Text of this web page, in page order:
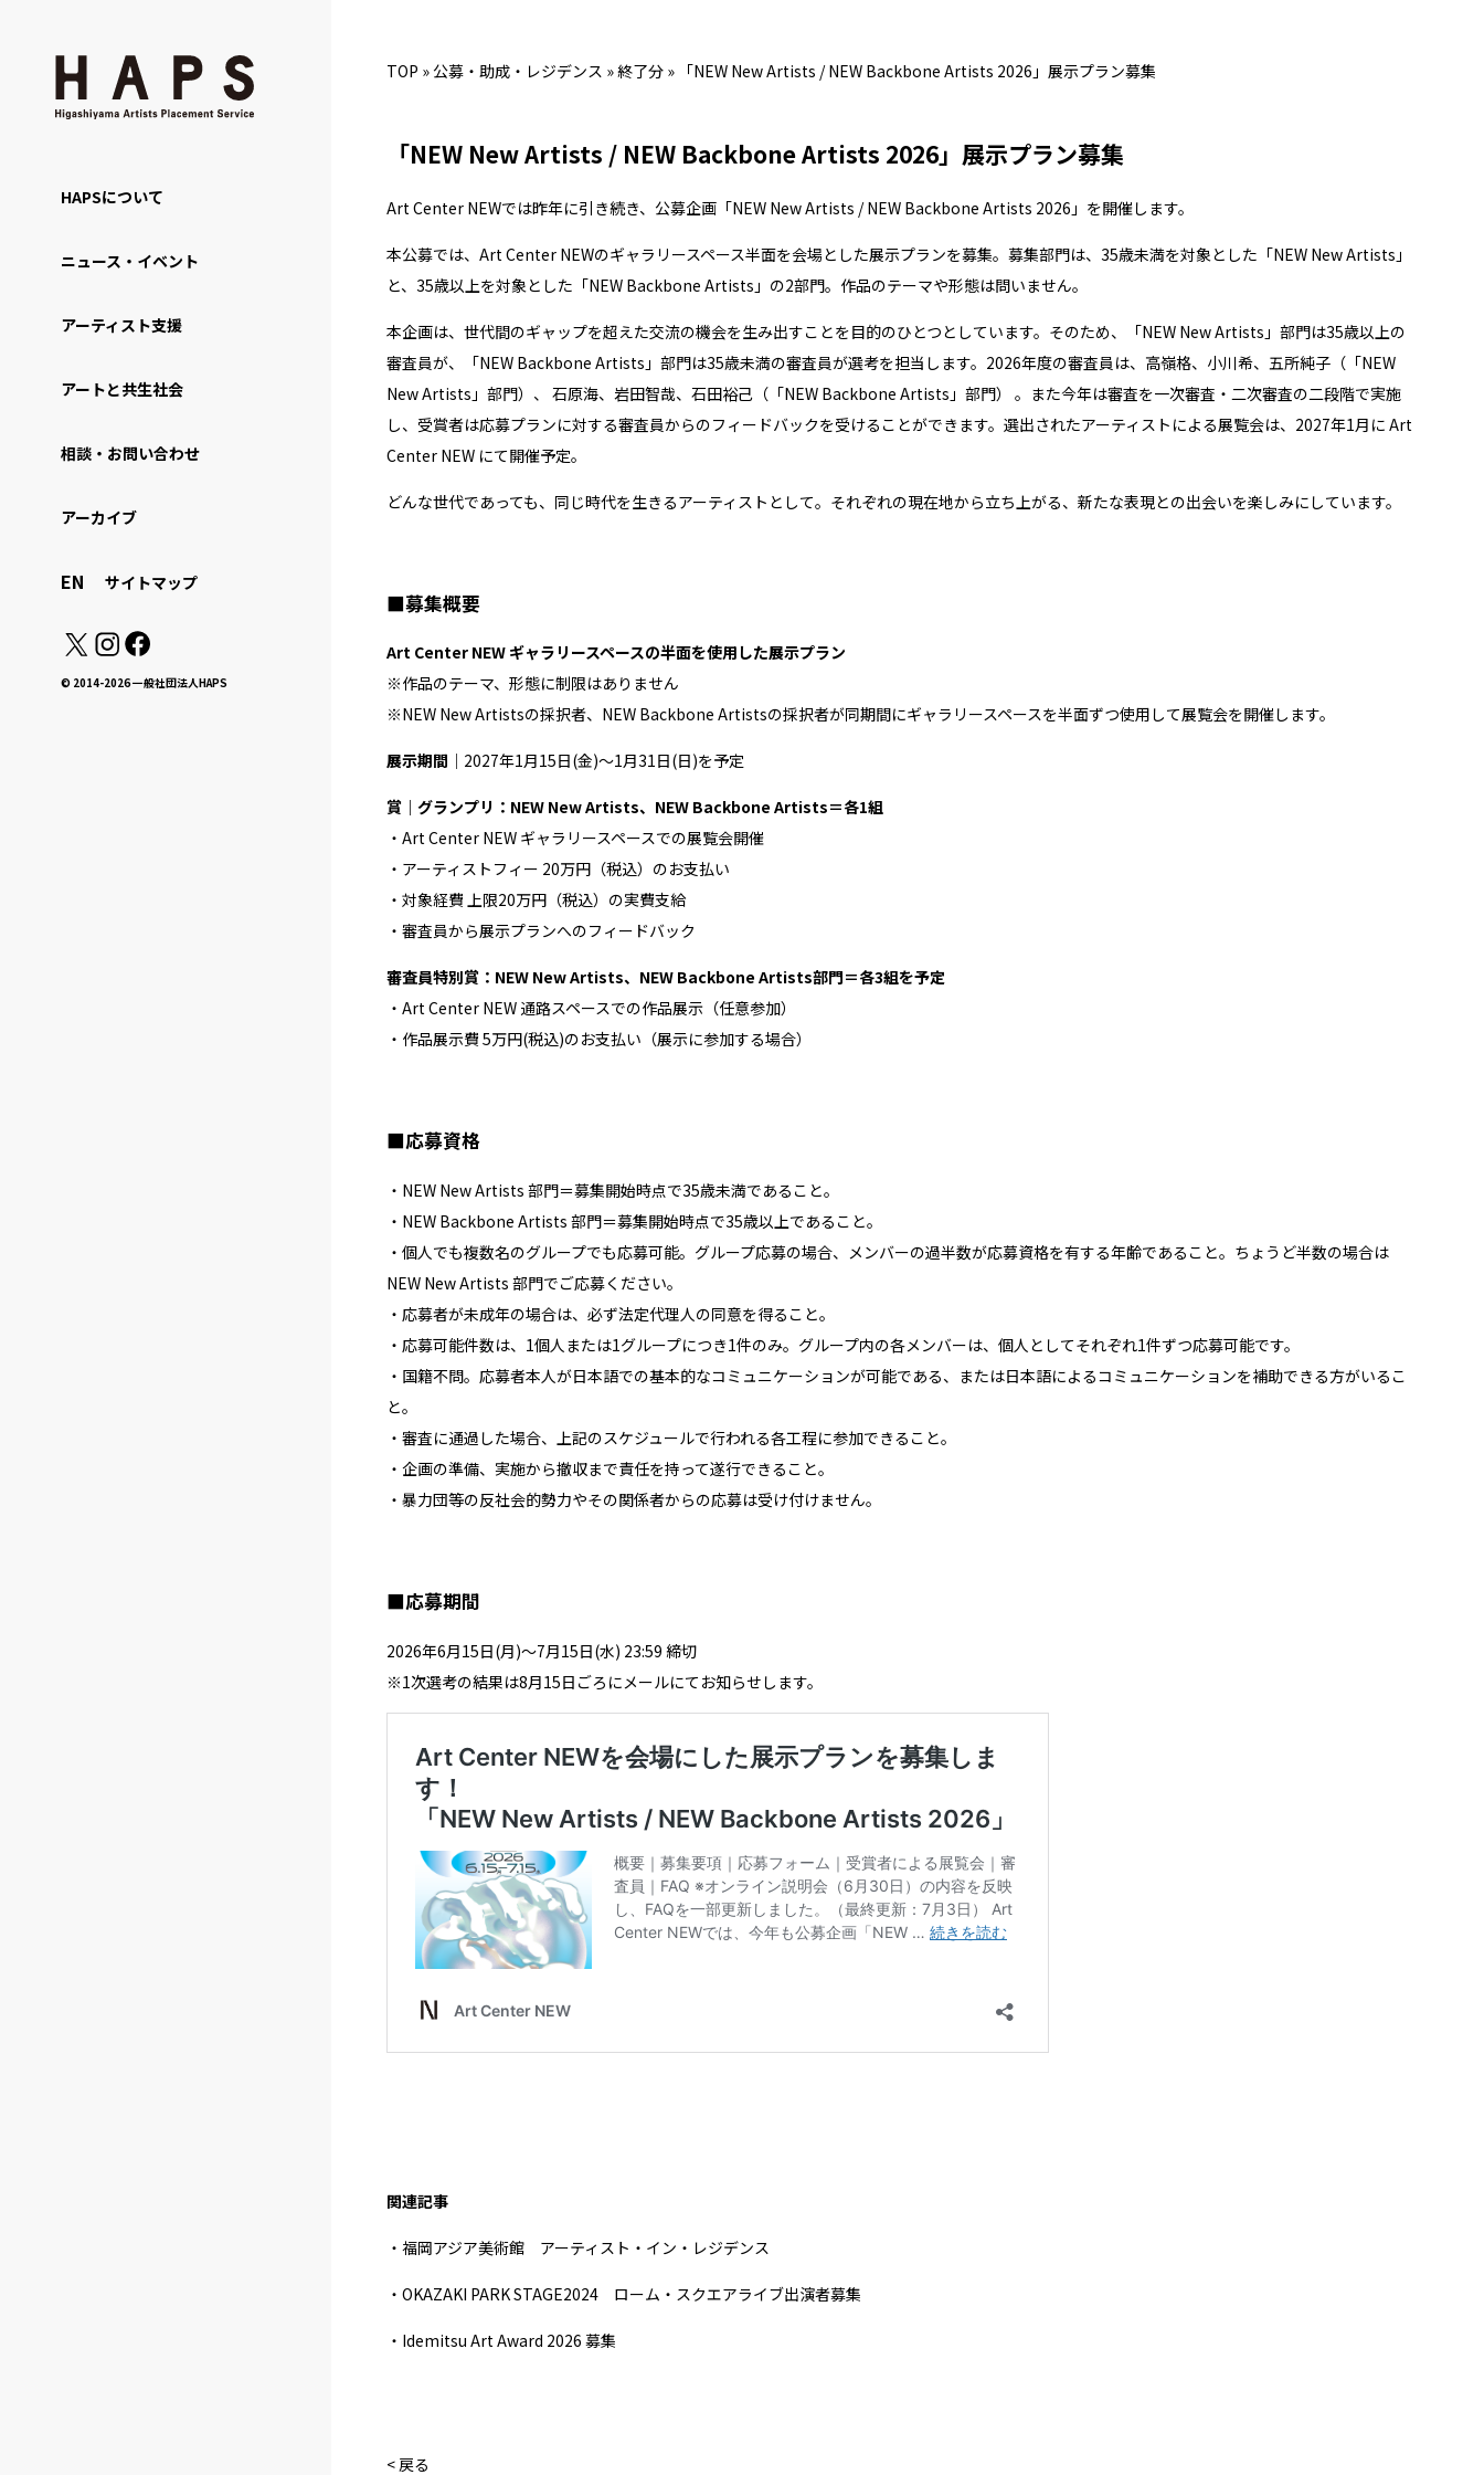
HAPSについて
ニュース・イベント
アーティスト支援
アートと共生社会
相談・お問い合わせ
アーカイブ
EN サイトマップ
© 2014-2026 一般社団法人HAPS
TOP » 公募・助成・レジデンス »終了分 » 「NEW New Artists / NEW Backbone Artists 2026」展示プラン募集
「NEW New Artists / NEW Backbone Artists 2026」展示プラン募集
Art Center NEWでは昨年に引き続き、公募企画「NEW New Artists / NEW Backbone Artists 2026」を開催します。
本公募では、Art Center NEWのギャラリースペース半面を会場とした展示プランを募集。募集部門は、35歳未満を対象とした「NEW New Artists」
と、35歳以上を対象とした「NEW Backbone Artists」の2部門。作品のテーマや形態は問いません。
本企画は、世代間のギャップを超えた交流の機会を生み出すことを目的のひとつとしています。そのため、「NEW New Artists」部門は35歳以上の
審査員が、「NEW Backbone Artists」部門は35歳未満の審査員が選考を担当します。2026年度の審査員は、高嶺格、小川希、五所純子（「NEW
New Artists」部門）、 石原海、岩田智哉、石田裕己（「NEW Backbone Artists」部門） 。また今年は審査を一次審査・二次審査の二段階で実施
し、受賞者は応募プランに対する審査員からのフィードバックを受けることができます。選出されたアーティストによる展覧会は、2027年1月に Art
Center NEW にて開催予定。
どんな世代であっても、同じ時代を生きるアーティストとして。それぞれの現在地から立ち上がる、新たな表現との出会いを楽しみにしています。
■募集概要
Art Center NEW ギャラリースペースの半面を使用した展示プラン
※作品のテーマ、形態に制限はありません
※NEW New Artistsの採択者、NEW Backbone Artistsの採択者が同期間にギャラリースペースを半面ずつ使用して展覧会を開催します。
展示期間 ｜2027年1月15日(金)〜1月31日(日)を予定
賞｜グランプリ：NEW New Artists、NEW Backbone Artists＝各1組
・Art Center NEW ギャラリースペースでの展覧会開催
・アーティストフィー 20万円（税込）のお支払い
・対象経費 上限20万円（税込）の実費支給
・審査員から展示プランへのフィードバック
審査員特別賞：NEW New Artists、NEW Backbone Artists部門＝各3組を予定
・Art Center NEW 通路スペースでの作品展示（任意参加）
・作品展示費 5万円(税込)のお支払い（展示に参加する場合）
■応募資格
・NEW New Artists 部門＝募集開始時点で35歳未満であること。
・NEW Backbone Artists 部門＝募集開始時点で35歳以上であること。
・個人でも複数名のグループでも応募可能。グループ応募の場合、メンバーの過半数が応募資格を有する年齢であること。ちょうど半数の場合は
NEW New Artists 部門でご応募ください。
・応募者が未成年の場合は、必ず法定代理人の同意を得ること。
・応募可能件数は、1個人または1グループにつき1件のみ。グループ内の各メンバーは、個人としてそれぞれ1件ずつ応募可能です。
・国籍不問。応募者本人が日本語での基本的なコミュニケーションが可能である、または日本語によるコミュニケーションを補助できる方がいるこ
と。
・審査に通過した場合、上記のスケジュールで行われる各工程に参加できること。
・企画の準備、実施から撤収まで責任を持って遂行できること。
・暴力団等の反社会的勢力やその関係者からの応募は受け付けません。
■応募期間
2026年6月15日(月)〜7月15日(水) 23:59 締切
※1次選考の結果は8月15日ごろにメールにてお知らせします。
関連記事
・福岡アジア美術館 アーティスト・イン・レジデンス
・OKAZAKI PARK STAGE2024 ローム・スクエアライブ出演者募集
・Idemitsu Art Award 2026 募集
< 戻る